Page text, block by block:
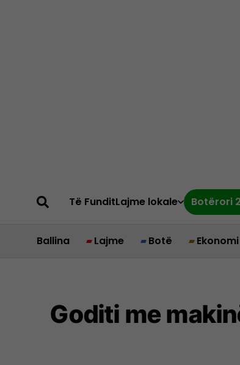
Të FunditLajme lokale Botërori
Ballina Lajme Botë Ekonomi
Goditi me